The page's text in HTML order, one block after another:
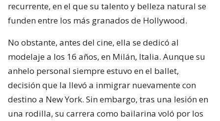
recurrente, en el que su talento y belleza natural se
funden entre los más granados de Hollywood.
No obstante, antes del cine, ella se dedicó al
modelaje a los 16 años, en Milán, Italia. Aunque su
anhelo personal siempre estuvo en el ballet,
decisión que la llevó a inmigrar nuevamente con
destino a New York. Sin embargo, tras una lesión en
una rodilla, su carrera como bailarina voló por los